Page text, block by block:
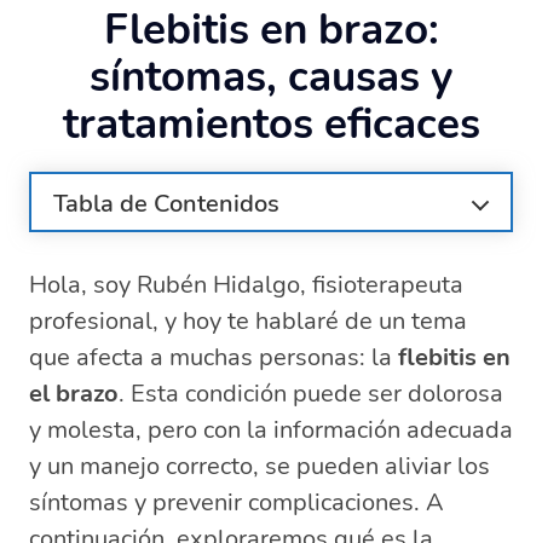
Flebitis en brazo:
síntomas, causas y
tratamientos eficaces
Tabla de Contenidos
de la tromboflebitis?
Síntomas comunes de la flebitis en el
brazo y cómo detectarlos
Causas principales de la flebitis: factores
de riesgo y prevención
Opciones de tratamiento para la flebitis y
la tromboflebitis superficial
Métodos eficaces para prevenir la flebitis
y sus complicaciones
Hola, soy Rubén Hidalgo, fisioterapeuta
profesional, y hoy te hablaré de un tema
que afecta a muchas personas: la flebitis en
el brazo. Esta condición puede ser dolorosa
y molesta, pero con la información adecuada
y un manejo correcto, se pueden aliviar los
síntomas y prevenir complicaciones. A